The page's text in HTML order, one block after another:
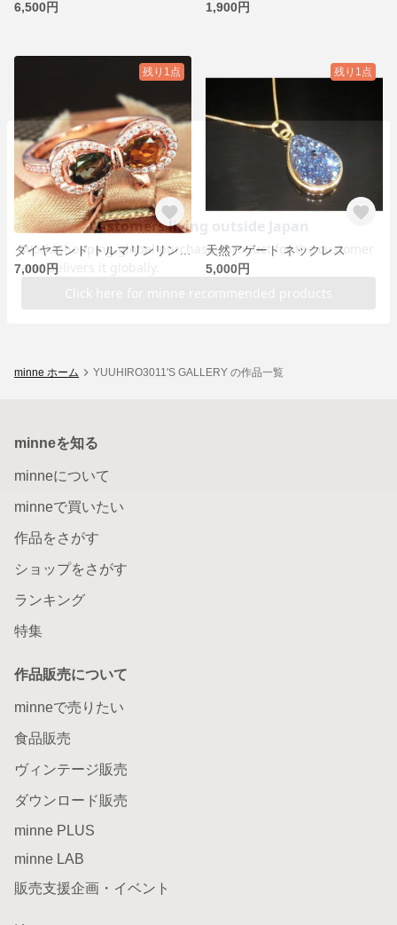
6,500円 1,900円
残り1点
7,000円
残り1点
天然アゲート ネックレス
5,000円
minne ホーム YUUHIRO3011'S GALLERY の作品一覧
minneを知る
minneについて
minneで買いたい
作品をさがす
ショップをさがす
ランキング
特集
作品販売について
minneで売りたい
食品販売
ヴィンテージ販売
ダウンロード販売
minne PLUS
minne LAB
販売支援企画・イベント